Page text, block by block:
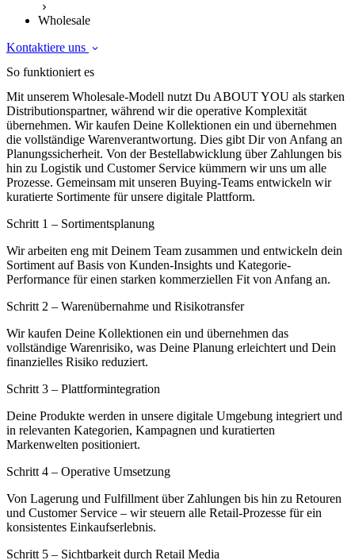
Wholesale
Kontaktiere uns
So funktioniert es
Mit unserem Wholesale-Modell nutzt Du ABOUT YOU als starken
Distributionspartner, während wir die operative Komplexität
übernehmen. Wir kaufen Deine Kollektionen ein und übernehmen
die vollständige Warenverantwortung. Dies gibt Dir von Anfang an
Planungssicherheit. Von der Bestellabwicklung über Zahlungen bis
hin zu Logistik und Customer Service kümmern wir uns um alle
Prozesse. Gemeinsam mit unseren Buying-Teams entwickeln wir
kuratierte Sortimente für unsere digitale Plattform.
Schritt 1 – Sortimentsplanung
Wir arbeiten eng mit Deinem Team zusammen und entwickeln dein
Sortiment auf Basis von Kunden-Insights und Kategorie-
Performance für einen starken kommerziellen Fit von Anfang an.
Schritt 2 – Warenübernahme und Risikotransfer
Wir kaufen Deine Kollektionen ein und übernehmen das
vollständige Warenrisiko, was Deine Planung erleichtert und Dein
finanzielles Risiko reduziert.
Schritt 3 – Plattformintegration
Deine Produkte werden in unsere digitale Umgebung integriert und
in relevanten Kategorien, Kampagnen und kuratierten
Markenwelten positioniert.
Schritt 4 – Operative Umsetzung
Von Lagerung und Fulfillment über Zahlungen bis hin zu Retouren
und Customer Service – wir steuern alle Retail-Prozesse für ein
konsistentes Einkaufserlebnis.
Schritt 5 – Sichtbarkeit durch Retail Media